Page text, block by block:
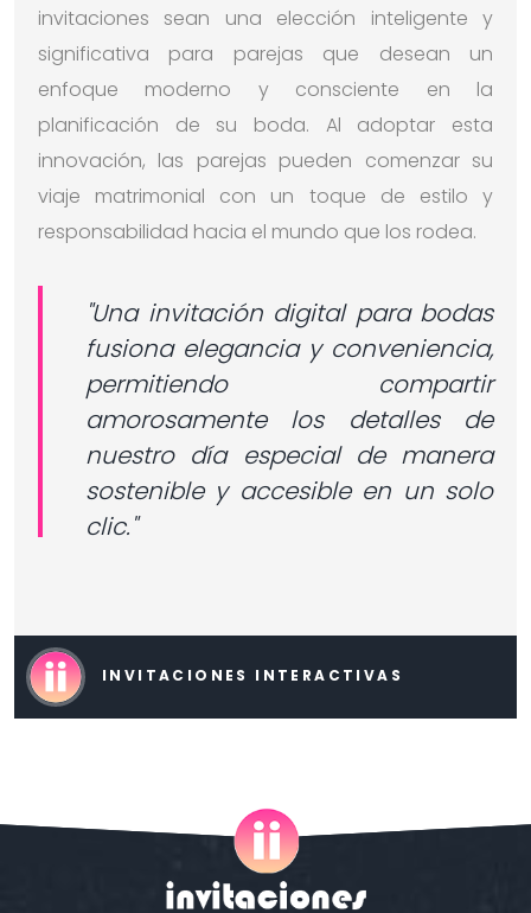
invitaciones sean una elección inteligente y
significativa para parejas que desean un
enfoque moderno y consciente en la
planificación de su boda. Al adoptar esta
innovación, las parejas pueden comenzar su
viaje matrimonial con un toque de estilo y
responsabilidad hacia el mundo que los rodea.
"Una invitación digital para bodas
fusiona elegancia y conveniencia,
permitiendo compartir
amorosamente los detalles de
nuestro día especial de manera
sostenible y accesible en un solo
clic."
INVITACIONES INTERACTIVAS